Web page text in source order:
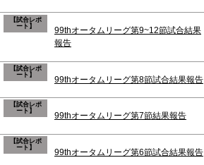
【試合レポ
ート】
99thオータムリーグ第9~12節試合結果
報告
【試合レポ
ート】
99thオータムリーグ第8節試合結果報告
【試合レポ
ート】
99thオータムリーグ第7節結果報告
【試合レポ
ート】
99thオータムリーグ第6節試合結果報告